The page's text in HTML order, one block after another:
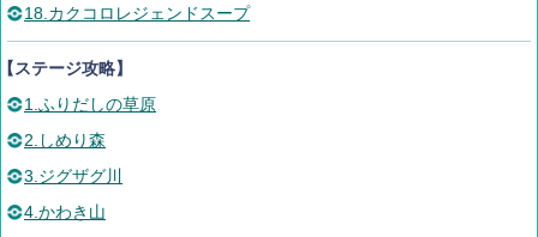
18.カクコロレジェンドスープ
ステージ攻略】
1.ふりだしの草原
2.しめり森
3.ジグザグ川
4.かわき山